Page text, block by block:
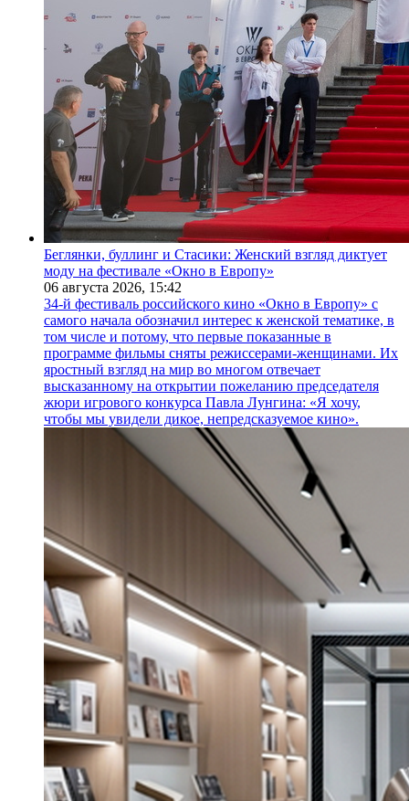
Беглянки, буллинг и Стасики: Женский взгляд диктует
моду на фестивале «Окно в Европу»
06 августа 2026, 15:42
34-й фестиваль российского кино «Окно в Европу» с
самого начала обозначил интерес к женской тематике, в
том числе и потому, что первые показанные в
программе фильмы сняты режиссерами-женщинами. Их
яростный взгляд на мир во многом отвечает
высказанному на открытии пожеланию председателя
жюри игрового конкурса Павла Лунгина: «Я хочу,
чтобы мы увидели дикое, непредсказуемое кино».